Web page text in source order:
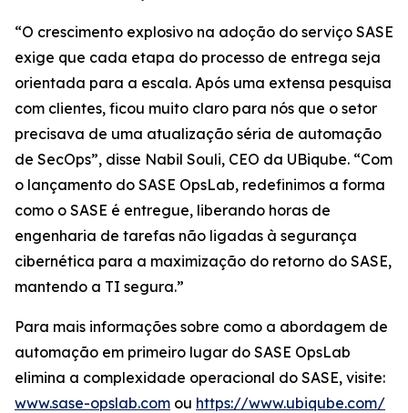
“O crescimento explosivo na adoção do serviço SASE
exige que cada etapa do processo de entrega seja
orientada para a escala. Após uma extensa pesquisa
com clientes, ficou muito claro para nós que o setor
precisava de uma atualização séria de automação
de SecOps”, disse Nabil Souli, CEO da UBiqube. “Com
o lançamento do SASE OpsLab, redefinimos a forma
como o SASE é entregue, liberando horas de
engenharia de tarefas não ligadas à segurança
cibernética para a maximização do retorno do SASE,
mantendo a TI segura.”
Para mais informações sobre como a abordagem de
automação em primeiro lugar do SASE OpsLab
elimina a complexidade operacional do SASE, visite:
www.sase-opslab.com ou https://www.ubiqube.com/